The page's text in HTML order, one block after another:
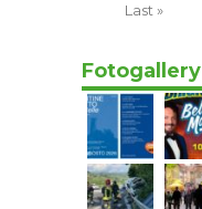
Last »
Fotogallery